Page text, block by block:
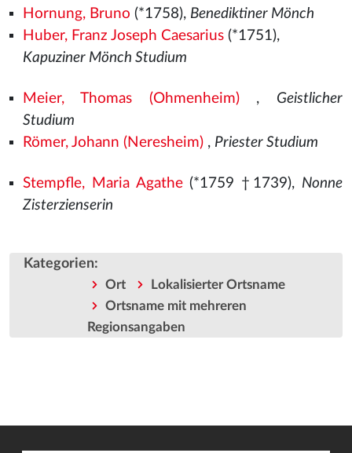
Hornung, Bruno (*1758), Benediktiner Mönch
Huber, Franz Joseph Caesarius(*1751),
Kapuziner Mönch Studium
Meier, Thomas (Ohmenheim), Geistlicher
Studium
Römer, Johann (Neresheim), Priester Studium
Stempfle, Maria Agathe(*1759 †1739), Nonne
Zisterzienserin
Kategorien:
Ort
Lokalisierter Ortsname
Ortsname mit mehreren
Regionsangaben